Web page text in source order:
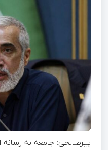
پیرصالحی: جامعه به رسانه